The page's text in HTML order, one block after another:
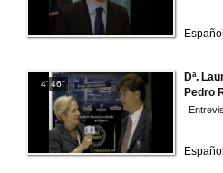
Español
4' 46''
Dª.
Pedro
Español